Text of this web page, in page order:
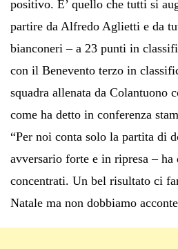
positivo. E’ quello che tutti si
partire da Alfredo Aglietti e da
bianconeri – a 23 punti in
con il Benevento terzo in
squadra allenata da Colantuono
come ha detto in conferenza
“Per noi conta solo la partita di
avversario forte e in ripresa – ha
concentrati. Un bel risultato ci
Natale ma non dobbiamo